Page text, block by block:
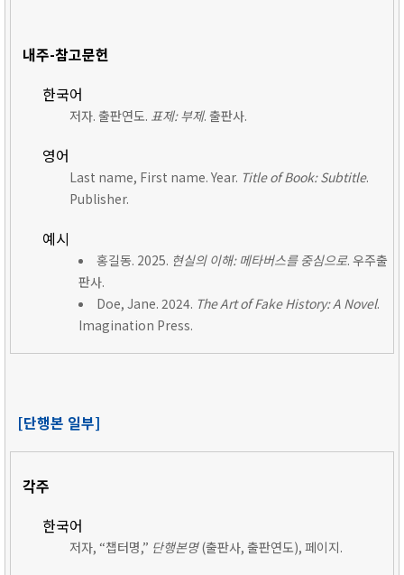
내주-참고문헌
한국어
저자. 출판연도. 표제: 부제. 출판사.
영어
Last name, First name. Year. Title of Book: Subtitle.
Publisher.
예시
홍길동. 2025. 현실의 이해: 메타버스를 중심으로. 우주출
판사.
Doe, Jane. 2024. The Art of Fake History: A Novel.
Imagination Press.
[단행본 일부]
각주
한국어
저자, “챕터명,” 단행본명(출판사, 출판연도), 페이지.